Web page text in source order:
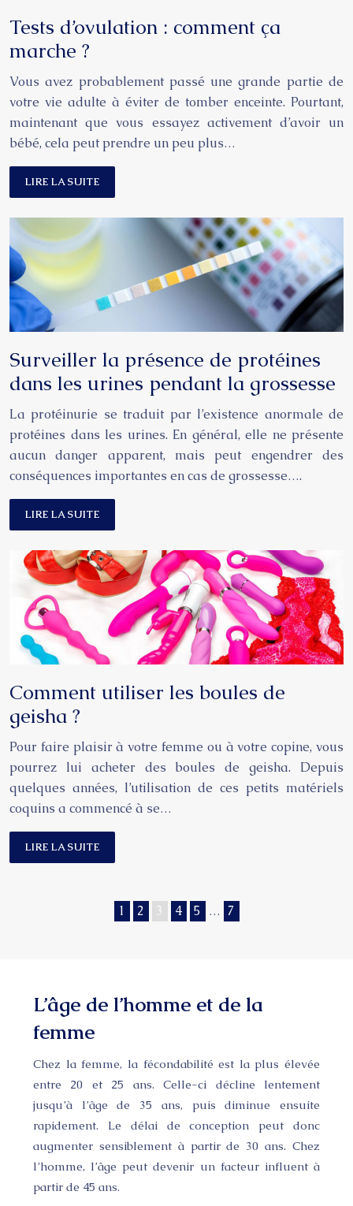
Tests d’ovulation : comment ça
marche ?
Vous avez probablement passé une grande partie de
votre vie adulte à éviter de tomber enceinte. Pourtant,
maintenant que vous essayez activement d’avoir un
bébé, cela peut prendre un peu plus…
LIRE LA SUITE
Surveiller la présence de protéines
dans les urines pendant la grossesse
La protéinurie se traduit par l’existence anormale de
protéines dans les urines. En général, elle ne présente
aucun danger apparent, mais peut engendrer des
conséquences importantes en cas de grossesse….
LIRE LA SUITE
Comment utiliser les boules de
geisha ?
Pour faire plaisir à votre femme ou à votre copine, vous
pourrez lui acheter des boules de geisha. Depuis
quelques années, l’utilisation de ces petits matériels
coquins a commencé à se…
LIRE LA SUITE
1 2 3 4 5 … 7
L’âge de l’homme et de la
femme
Chez la femme, la fécondabilité est la plus élevée
entre 20 et 25 ans. Celle-ci décline lentement
jusqu’à l’âge de 35 ans, puis diminue ensuite
rapidement. Le délai de conception peut donc
augmenter sensiblement à partir de 30 ans. Chez
l’homme, l’âge peut devenir un facteur influent à
partir de 45 ans.